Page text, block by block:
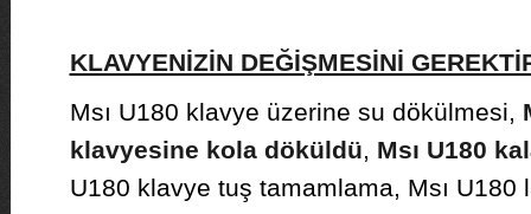
KLAVYENİZİN DEĞİŞMESİNİ
Msı U180 klavye üzerine su dökülmesi,
klavyesine kola döküldü, Msı U180
U180 klavye tuş tamamlama, Msı U180